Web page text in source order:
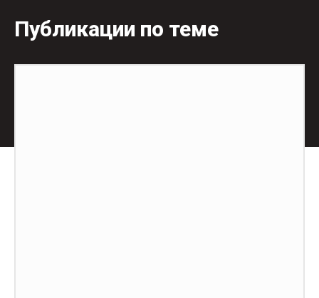
Публикации по теме